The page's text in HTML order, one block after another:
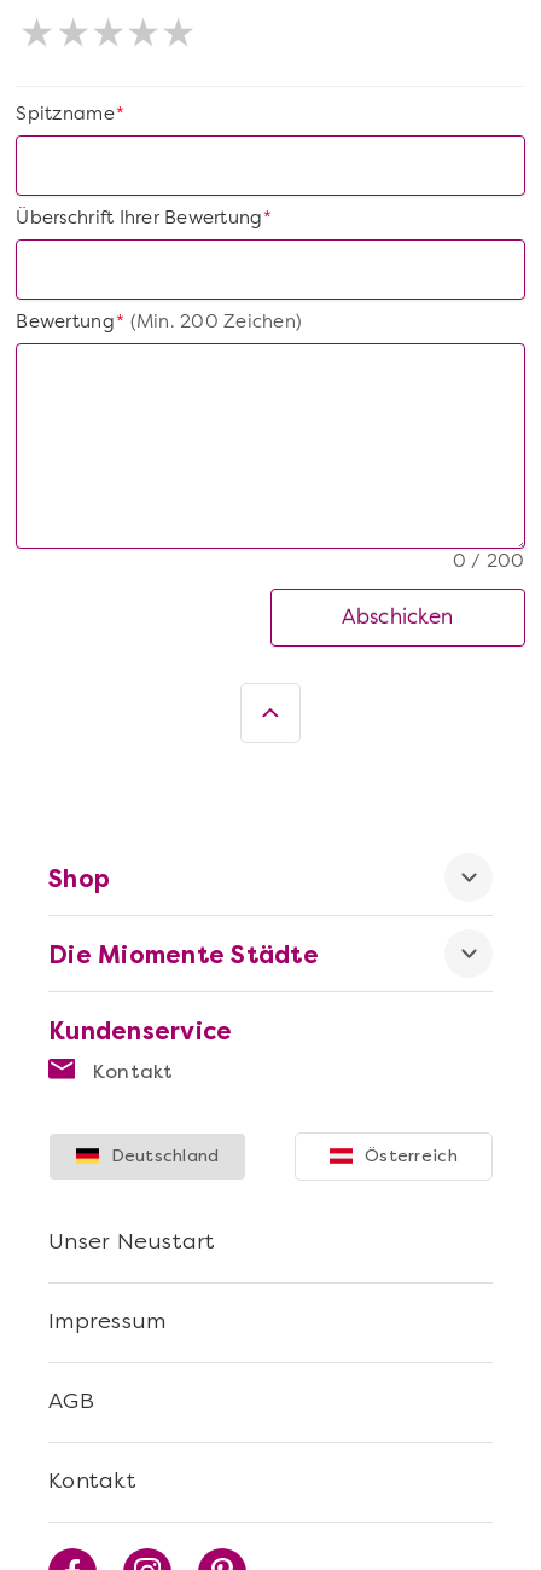
*
Spitzname
*
Überschrift Ihrer Bewertung
*
Bewertung(Min. 200 Zeichen)
0 / 200
Abschicken
Kundenservice
Kontakt
Die Miomente Städte
Shop
Kontakt
AGB
Impressum
Unser Neustart
Deutschland Österreich